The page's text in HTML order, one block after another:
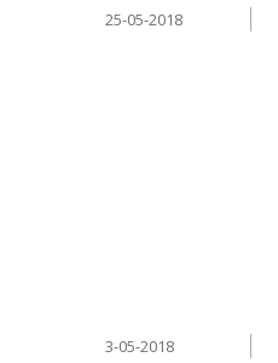
25-05-2018
3-05-2018